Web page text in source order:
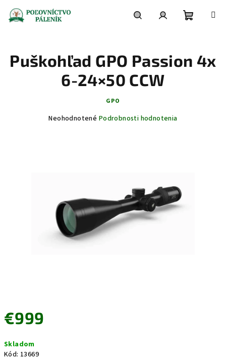
obsah
košík
€999
cena:
Skladom
Kód: 13669
Puškohľad GPO Passion 4x
6-24×50 CCW
GPO
Priemerné
Neohodnotené Podrobnosti hodnotenia